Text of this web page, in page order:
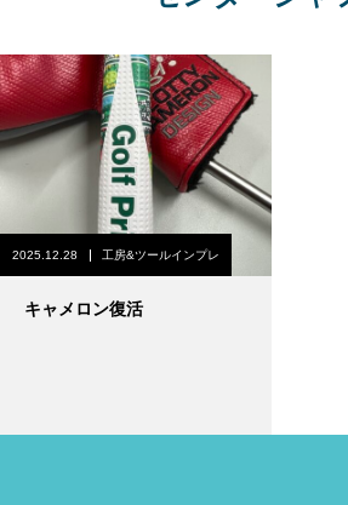
2025.12.28 工房&ツールインプレ
キャメロン復活